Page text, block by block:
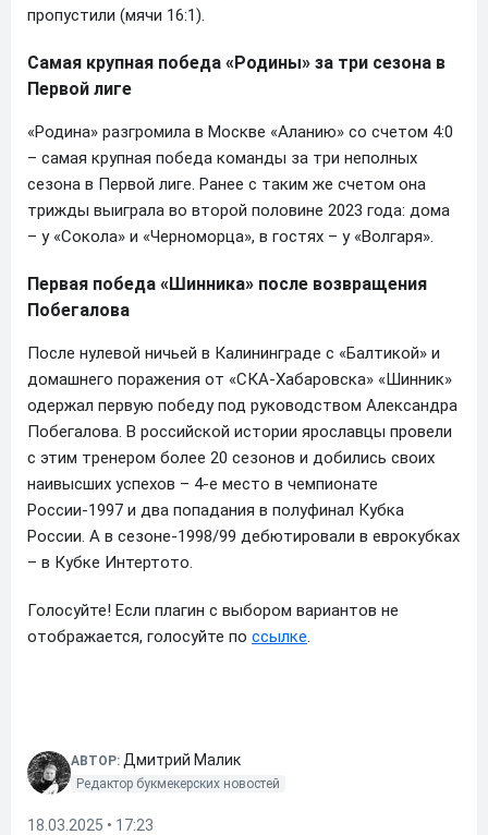
пропустили (мячи 16:1).
Самая крупная победа «Родины» за три сезона в
Первой лиге
«Родина» разгромила в Москве «Аланию» со счетом 4:0
– самая крупная победа команды за три неполных
сезона в Первой лиге. Ранее с таким же счетом она
трижды выиграла во второй половине 2023 года: дома
– у «Сокола» и «Черноморца», в гостях – у «Волгаря».
Первая победа «Шинника» после возвращения
Побегалова
После нулевой ничьей в Калининграде с «Балтикой» и
домашнего поражения от «СКА-Хабаровска» «Шинник»
одержал первую победу под руководством Александра
Побегалова. В российской истории ярославцы провели
с этим тренером более 20 сезонов и добились своих
наивысших успехов – 4-е место в чемпионате
России-1997 и два попадания в полуфинал Кубка
России. А в сезоне-1998/99 дебютировали в еврокубках
– в Кубке Интертото.
Голосуйте! Если плагин с выбором вариантов не
отображается, голосуйте по ссылке.
АВТОР: Дмитрий Малик
Редактор букмекерских новостей
18.03.2025 • 17:23